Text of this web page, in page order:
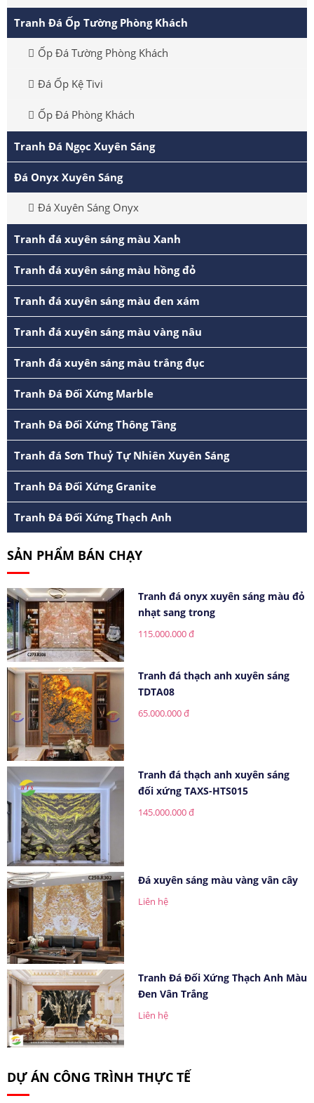
Tranh Đá Ốp Tường Phòng Khách
Ốp Đá Tường Phòng Khách
Đá Ốp Kệ Tivi
Ốp Đá Phòng Khách
Tranh Đá Ngọc Xuyên Sáng
Đá Onyx Xuyên Sáng
Đá Xuyên Sáng Onyx
Tranh đá xuyên sáng màu Xanh
Tranh đá xuyên sáng màu hồng đỏ
Tranh đá xuyên sáng màu đen xám
Tranh đá xuyên sáng màu vàng nâu
Tranh đá xuyên sáng màu trắng đục
Tranh Đá Đối Xứng Marble
Tranh Đá Đối Xứng Thông Tầng
Tranh đá Sơn Thuỷ Tự Nhiên Xuyên Sáng
Tranh Đá Đối Xứng Granite
Tranh Đá Đối Xứng Thạch Anh
SẢN PHẨM BÁN CHẠY
Tranh đá onyx xuyên sáng màu đỏ
nhạt sang trong
115.000.000 đ
Tranh đá thạch anh xuyên sáng
TDTA08
65.000.000 đ
Tranh đá thạch anh xuyên sáng
đối xứng TAXS-HTS015
145.000.000 đ
Đá xuyên sáng màu vàng vân cây
Liên hệ
Tranh Đá Đối Xứng Thạch Anh Màu
Đen Vân Trắng
Liên hệ
DỰ ÁN CÔNG TRÌNH THỰC TẾ